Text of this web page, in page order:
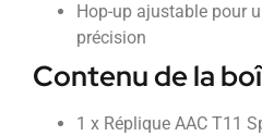
Hop-up ajustable pour
précision
Contenu de la
1 x Réplique AAC T11